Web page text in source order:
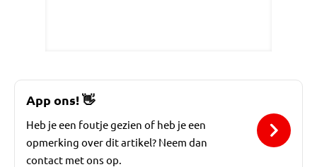
App ons!👋
Heb je een foutje gezien of heb je een
opmerking over dit artikel? Neem dan
contact met ons op.